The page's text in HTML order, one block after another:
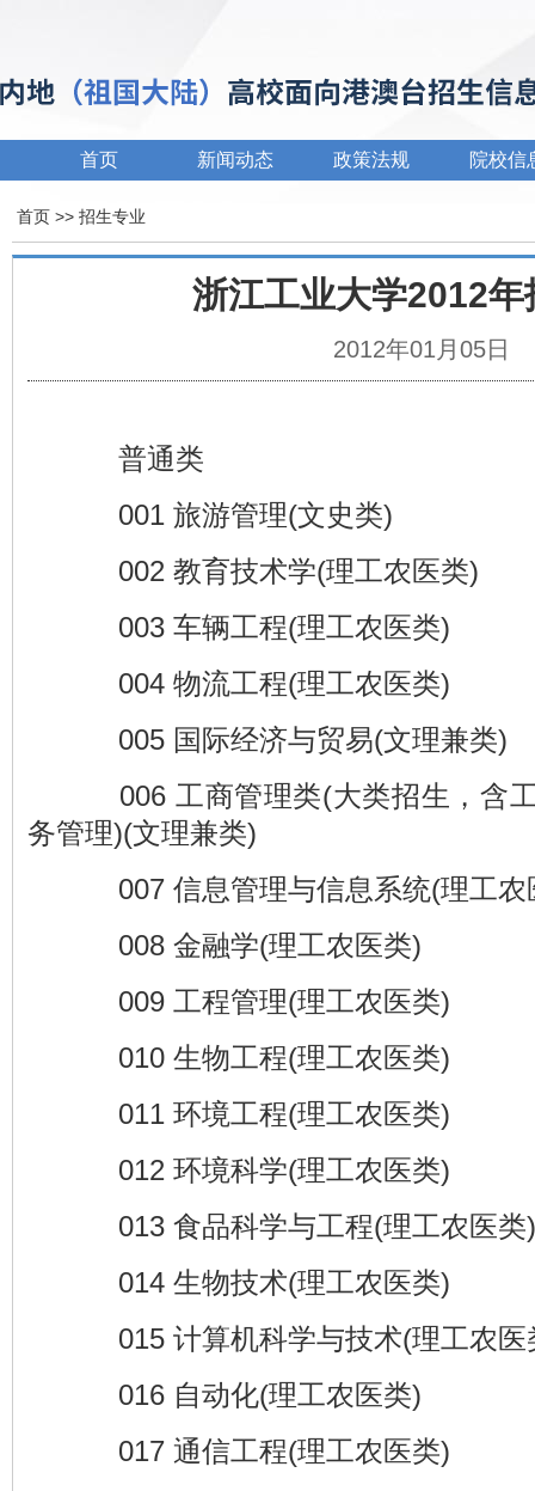
首页 新闻动态 政策法规 院校信
首页 >> 招生专业
浙江工业大学2012年
2012年01月05日
普通类
001 旅游管理(文史类)
002 教育技术学(理工农医类)
003 车辆工程(理工农医类)
004 物流工程(理工农医类)
005 国际经济与贸易(文理兼类)
006 工商管理类(大类招生，含工
务管理)(文理兼类)
007 信息管理与信息系统(理工农
008 金融学(理工农医类)
009 工程管理(理工农医类)
010 生物工程(理工农医类)
011 环境工程(理工农医类)
012 环境科学(理工农医类)
013 食品科学与工程(理工农医类)
014 生物技术(理工农医类)
015 计算机科学与技术(理工农医
016 自动化(理工农医类)
017 通信工程(理工农医类)